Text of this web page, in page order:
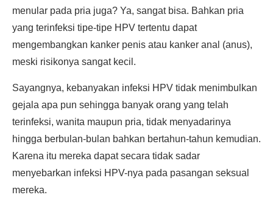
menular pada pria juga? Ya, sangat bisa. Bahkan pria
yang terinfeksi tipe-tipe HPV tertentu dapat
mengembangkan kanker penis atau kanker anal (anus),
meski risikonya sangat kecil.
Sayangnya, kebanyakan infeksi HPV tidak menimbulkan
gejala apa pun sehingga banyak orang yang telah
terinfeksi, wanita maupun pria, tidak menyadarinya
hingga berbulan-bulan bahkan bertahun-tahun kemudian.
Karena itu mereka dapat secara tidak sadar
menyebarkan infeksi HPV-nya pada pasangan seksual
mereka.